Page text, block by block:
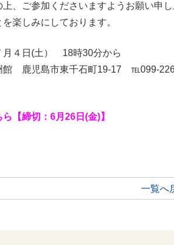
、ご参加くださいますようお願い申し
楽しみにしております。
月４日(土） 18時30分から
館 鹿児島市東千石町19-17 ℡099-
【締切：6月26日(金)】
一覧へ